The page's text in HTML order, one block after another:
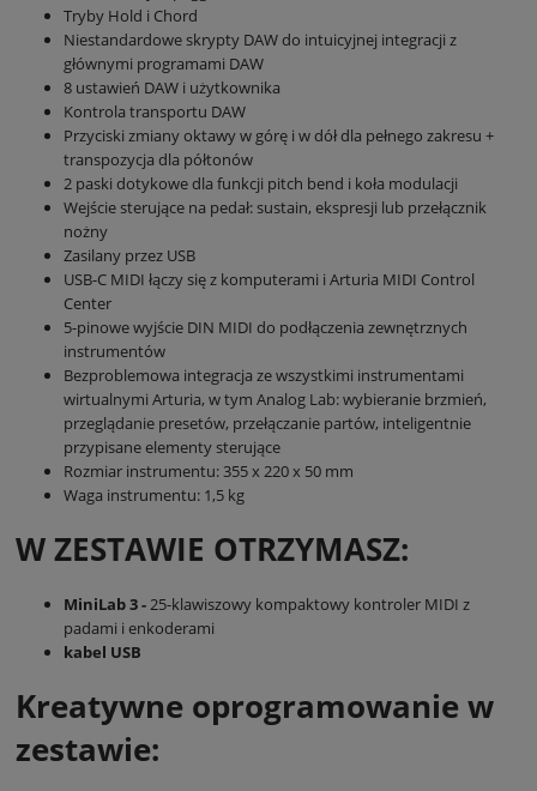
Tryby Hold i Chord
Niestandardowe skrypty DAW do intuicyjnej integracji z
głównymi programami DAW
8 ustawień DAW i użytkownika
Kontrola transportu DAW
Przyciski zmiany oktawy w górę i w dół dla pełnego zakresu +
transpozycja dla półtonów
2 paski dotykowe dla funkcji pitch bend i koła modulacji
Wejście sterujące na pedał: sustain, ekspresji lub przełącznik
nożny
Zasilany przez USB
USB-C MIDI łączy się z komputerami i Arturia MIDI Control
Center
5-pinowe wyjście DIN MIDI do podłączenia zewnętrznych
instrumentów
Bezproblemowa integracja ze wszystkimi instrumentami
wirtualnymi Arturia, w tym Analog Lab: wybieranie brzmień,
przeglądanie presetów, przełączanie partów, inteligentnie
przypisane elementy sterujące
Rozmiar instrumentu: 355 x 220 x 50 mm
Waga instrumentu: 1,5 kg
W ZESTAWIE OTRZYMASZ:
MiniLab 3 - 25-klawiszowy kompaktowy kontroler MIDI z
padami i enkoderami
kabel USB
Kreatywne oprogramowanie w
zestawie: